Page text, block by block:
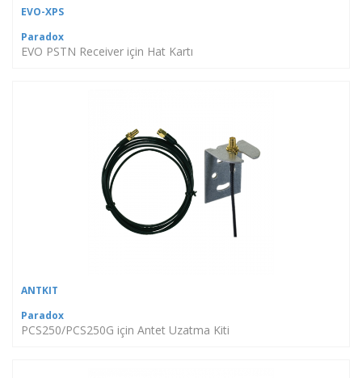
EVO-XPS
Paradox
EVO PSTN Receiver için Hat Kartı
ANTKIT
Paradox
PCS250/PCS250G için Antet Uzatma Kiti